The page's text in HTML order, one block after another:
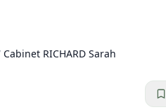
Cabinet RICHARD Sarah